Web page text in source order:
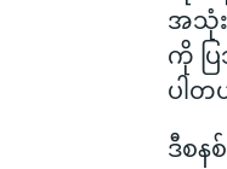
အသုံး
ကို ပ
ပါတ
ဒီစန